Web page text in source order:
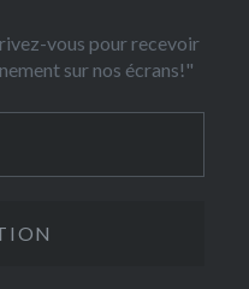
vous pour recevoir
sur nos écrans!"